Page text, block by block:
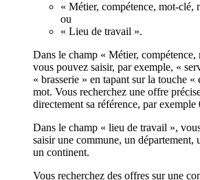
« Métier, compétence, mot-clé,
ou
« Lieu de travail ».
Dans le champ « Métier,
vous pouvez saisir, par exemple, «
« brasserie » en tapant sur la touche «
mot. Vous recherchez une offre
directement sa référence, par
Dans le champ « lieu de travail »,
saisir une commune, un département,
un continent.
Vous recherchez des offres sur une